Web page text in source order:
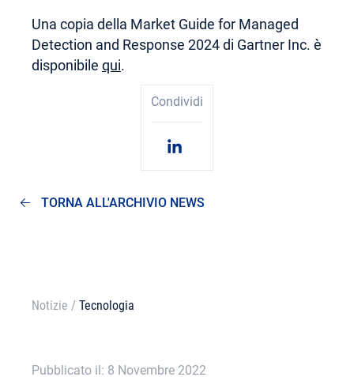
Una copia della Market Guide for Managed
Detection and Response 2024 di Gartner Inc. è
disponibile qui.
Condividi
TORNA ALL'ARCHIVIO NEWS
Notizie / Tecnologia
Pubblicato il: 8 Novembre 2022